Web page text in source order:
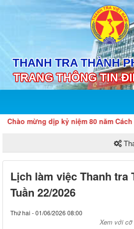
mừng dịp kỷ niệm 80 năm Cách
Lịch làm việc Thanh tra
Tuần 22/2026
Thứ hai - 01/06/2026 08:00
Xem với